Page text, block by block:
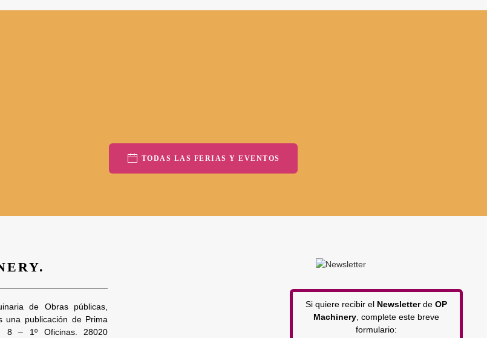
TODAS LAS FERIAS Y EVENTOS
de Obras públicas,
una publicación de Prima
8 – 1º Oficinas. 28020
Si quiere recibir el Newsletterde OP
Machinery , complete este breve
formulario: